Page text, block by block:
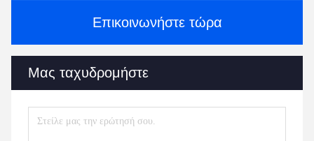
Επικοινωνήστε τώρα
Μας ταχυδρομήστε